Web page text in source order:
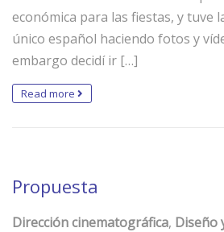
económica para las fiestas, y tuve
único español haciendo fotos y
embargo decidí ir […]
Read more
Propuesta
Dirección cinematográfica, Diseño